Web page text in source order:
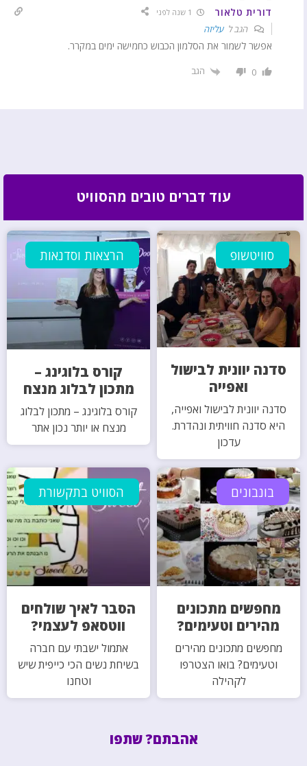
דורית טלאור
הגב ל עליזה
אפשר לשמור את הסלמון הכבוש כחמישה ימים במקרר.
0 הגב
עוד דברים טובים מהסוויט
סוויטשופ
סדנה יוונית לבישול
ואפייה
סדנה יוונית לבישול ואפייה,
היא סדנה חוויתית ונהדרת.
עדכון
הרצאות וסדנאות
קורס בלוגינג –
מתכון לבלוג מנצח
קורס בלוגינג – מתכון לבלוג
מנצח או יותר נכון אתר
בונבונים
מחפשים מתכונים
מהירים וטעימים?
מחפשים מתכונים מהירים
וטעימים? בואו הצטרפו
לקהילה
הסוויט בתקשורת
הסבר לאיך שולחים
ווטסאפ לעצמי?
אתמול ישבתי עם חברה
בשיחת נשים הכי כייפית שיש
וטחנו
אהבתם? שתפו